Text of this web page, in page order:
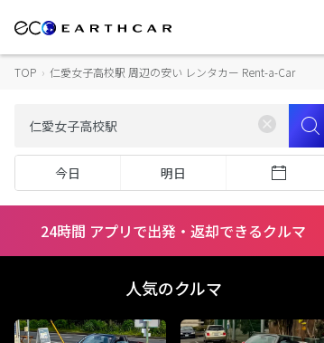
TOP › 仁愛女子高校駅 周辺の安い レンタカー Rent-a-Car
今日 明日
24時間 アプリで出発・返却できるクルマ
人気のクルマ